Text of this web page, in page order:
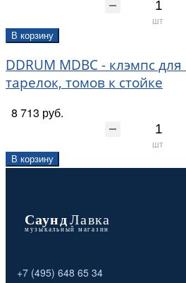
шт
В корзину
DDRUM MDBC - клэмпс
тарелок, томов к стойке
8 713 руб.
шт
В корзину
+7 (495) 648 65 34